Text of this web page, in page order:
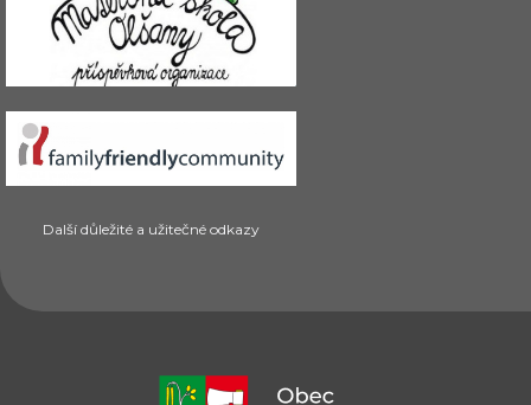
Další důležité a užitečné odkazy